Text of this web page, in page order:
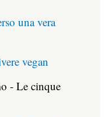
una vera
vegan
- Le cinque